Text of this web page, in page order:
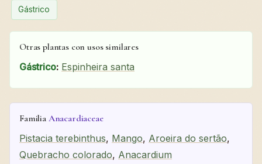
Gástrico
Otras plantas con usos similares
Gástrico: Espinheira santa
Familia Anacardiaceae
Pistacia terebinthus, Mango, Aroeira do sertão,
Quebracho colorado, Anacardium